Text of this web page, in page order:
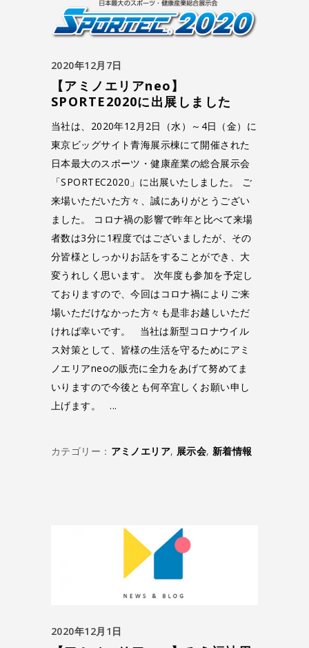
2020年12月7日
【アミノエリアneo】
SPORTE2020に出展しました
当社は、2020年12月2日（水）～4日（金）に
東京ビッグサイト青海展示棟にて開催された
日本最大のスポーツ・健康産業の総合展示会
「SPORTEC2020」に出展いたしました。 ご
来場いただいた方々、誠にありがとうござい
ました。 コロナ禍の影響で昨年と比べて来場
者数は3分に1程度ではございましたが、その
分皆様としっかりお話をすることができ、大
変うれしく思います。 次年度も参加を予定し
ておりますので、今回はコロナ禍によりご来
場いただけなかった方々も是非お越しいただ
ければ幸いです。 当社は新型コロナウイル
ス対策として、皆様の生活を守るためにアミ
ノエリアneoの販売に全力をあげて努めてま
いりますので今後とも何卒宜しくお願い申し
上げます。
カテゴリー： アミノエリア, 展示会,新着情報
2020年12月1日